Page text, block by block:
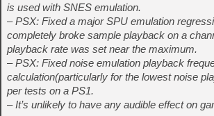
is used with SNES emulation.
– PSX: Fixed a major SPU emulation
completely broke sample playback on a
playback rate was set near the maximum.
– PSX: Fixed noise emulation playback
calculation(particularly for the lowest noise
per tests on a PS1.
– It’s unlikely to have any audible effect on